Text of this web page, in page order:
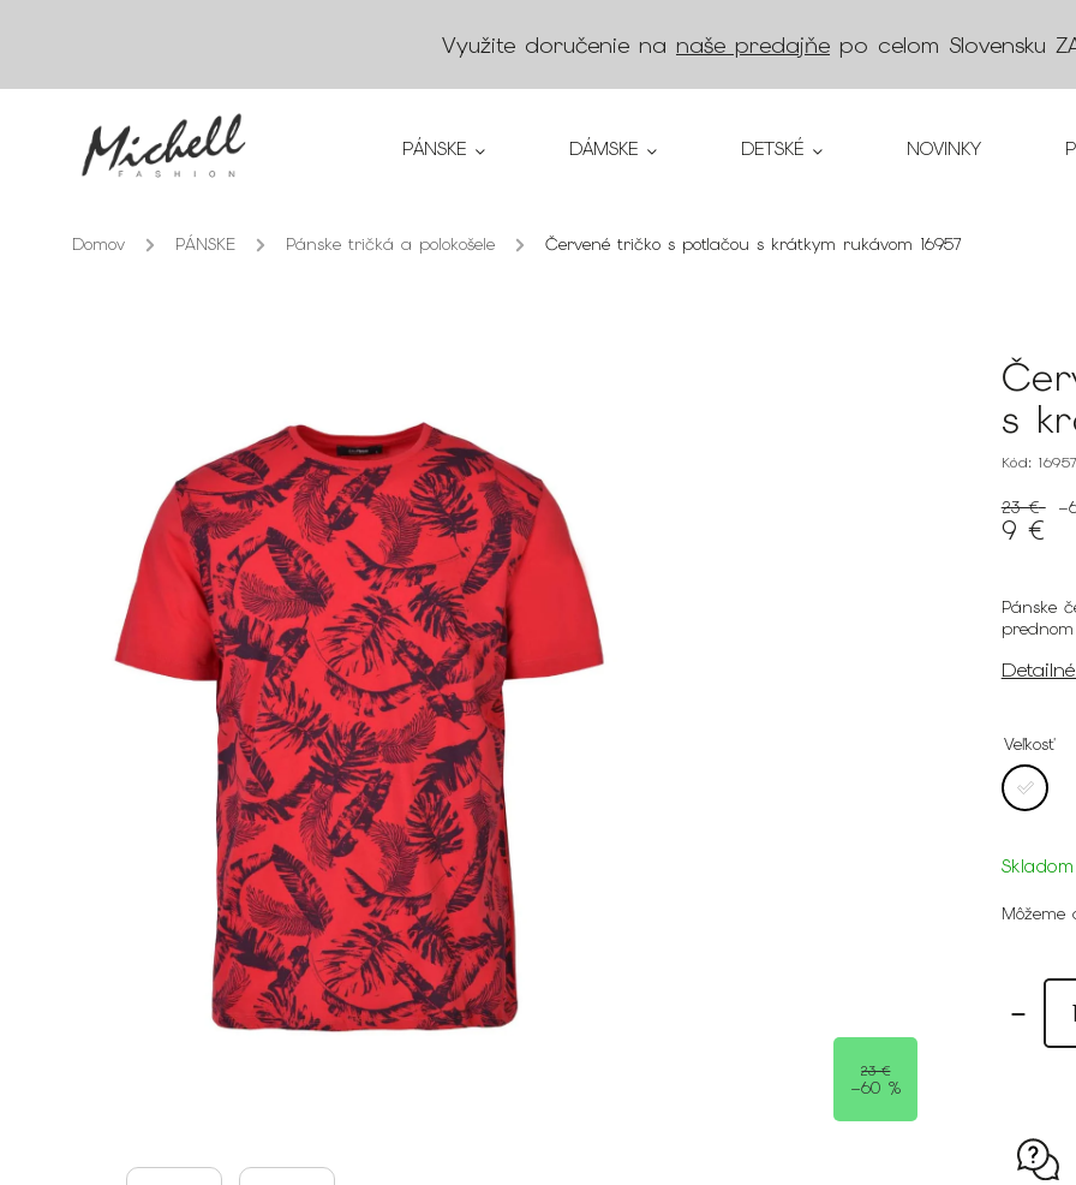
Využite doručenie na naše predajňe po celom Slovensku
PÁNSKE DÁMSKE DETSKÉ NOVINKY
Domov / PÁNSKE / Pánske tričká a polokošele / Červené tričko s potlačou s krátkym rukávom 16957
23 €
–60 %
s
Kód:
23 €
9 €
Pánske
Veľkosť
Skladom
Môžeme